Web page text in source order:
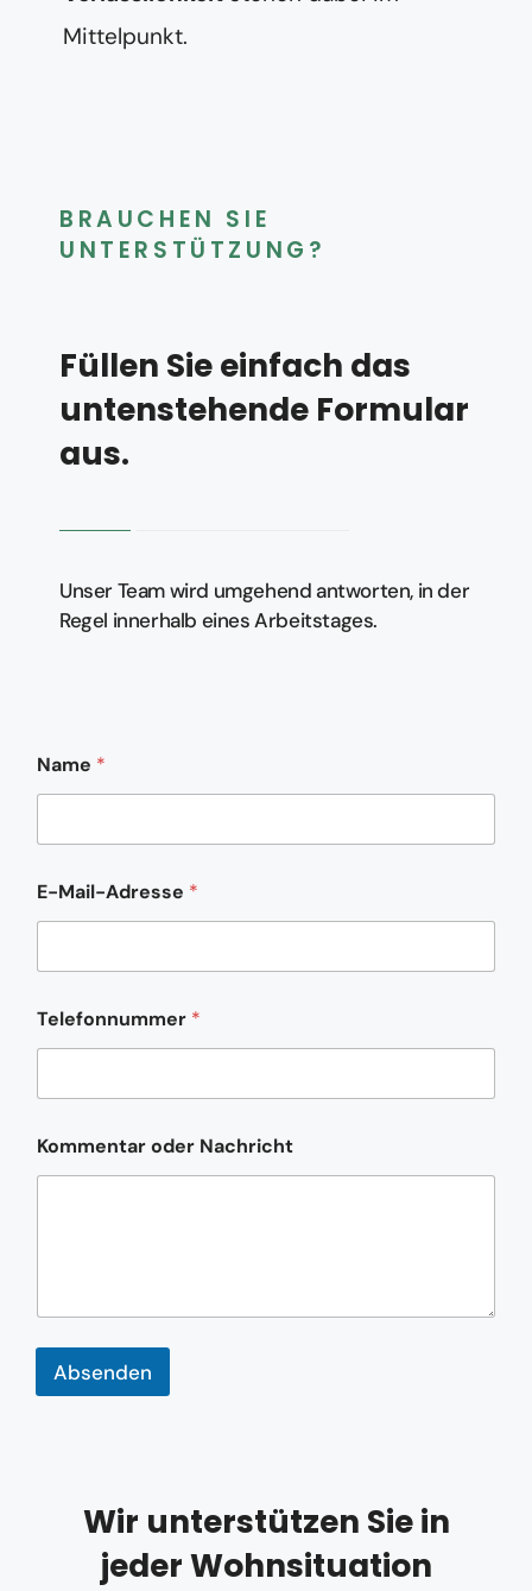
Mittelpunkt.
BRAUCHEN SIE
UNTERSTÜTZUNG?
Füllen Sie einfach das
untenstehende Formular
aus.
Unser Team wird umgehend antworten, in der
Regel innerhalb eines Arbeitstages.
a
m
N
c
h
r
c
t
Name *
E-Mail-Adresse *
Telefonnummer *
Kommentar oder Nachricht
Absenden
Wir unterstützen Sie in
jeder Wohnsituation